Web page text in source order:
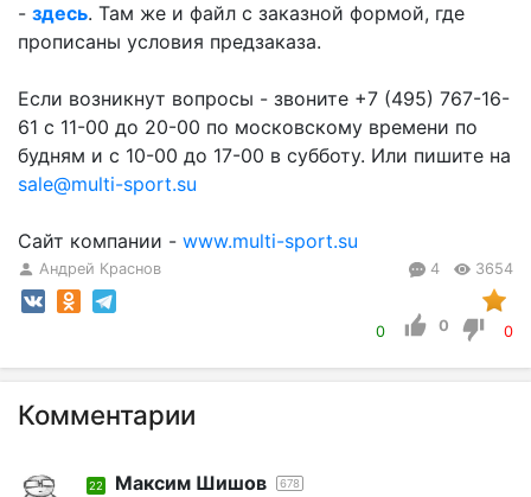
- здесь. Там же и файл с заказной формой, где
прописаны условия предзаказа.
Если возникнут вопросы - звоните +7 (495) 767-16-
61 c 11-00 до 20-00 по московскому времени по
будням и с 10-00 до 17-00 в субботу. Или пишите на
sale@multi-sport.su
Сайт компании - www.multi-sport.su
Андрей Краснов 4 3654
0 0 0
Комментарии
22 Mаксим Шишов 678